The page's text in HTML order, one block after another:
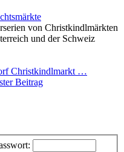
von Christkindlmärkten
und der Schweiz
Christkindlmarkt …
Beitrag